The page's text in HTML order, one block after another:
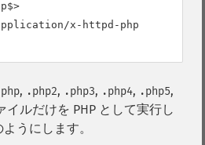
x-httpd-php
, .php2, .php3, .php4, .php5,
イルだけを PHP として実行し
うにします。